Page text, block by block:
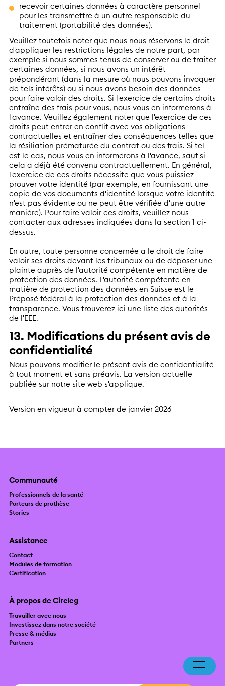
recevoir certaines données à caractère personnel
pour les transmettre à un autre responsable du
traitement (portabilité des données).
Veuillez toutefois noter que nous nous réservons le droit
d'appliquer les restrictions légales de notre part, par
exemple si nous sommes tenus de conserver ou de traiter
certaines données, si nous avons un intérêt
prépondérant (dans la mesure où nous pouvons invoquer
de tels intérêts) ou si nous avons besoin des données
pour faire valoir des droits. Si l'exercice de certains droits
entraîne des frais pour vous, nous vous en informerons à
l'avance. Veuillez également noter que l'exercice de ces
droits peut entrer en conflit avec vos obligations
contractuelles et entraîner des conséquences telles que
la résiliation prématurée du contrat ou des frais. Si tel
est le cas, nous vous en informerons à l'avance, sauf si
cela a déjà été convenu contractuellement. En général,
l'exercice de ces droits nécessite que vous puissiez
prouver votre identité (par exemple, en fournissant une
copie de vos documents d'identité lorsque votre identité
n'est pas évidente ou ne peut être vérifiée d'une autre
manière). Pour faire valoir ces droits, veuillez nous
contacter aux adresses indiquées dans la section 1 ci-
dessus.
En outre, toute personne concernée a le droit de faire
valoir ses droits devant les tribunaux ou de déposer une
plainte auprès de l'autorité compétente en matière de
protection des données. L'autorité compétente en
matière de protection des données en Suisse est le
Préposé fédéral à la protection des données et à la
transparence. Vous trouverez ici une liste des autorités
de l'EEE.
13. Modifications du présent avis de
confidentialité
Nous pouvons modifier le présent avis de confidentialité
à tout moment et sans préavis. La version actuelle
publiée sur notre site web s'applique.
Version en vigueur à compter de janvier 2026
Communauté
Professionnels de la santé
Porteurs de prothèse
Stories
Assistance
Contact
Modules de formation
Certification
À propos de Circleg
Travailler avec nous
Investissez dans notre société
Presse & médias
Partners